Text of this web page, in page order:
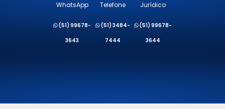
WhatsApp
(51) 99678-
3643
Telefone
(51) 3484-
7444
Jurídico
(51) 99678-
3644